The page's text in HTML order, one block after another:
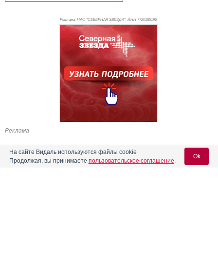
Реклама. НАО "СЕВЕРНАЯ ЗВЕЗДА", ИНН 7720185196
Реклама
На сайте Видаль используются файлы cookie
Продолжая, вы принимаете пользовательское соглашение.
Ok